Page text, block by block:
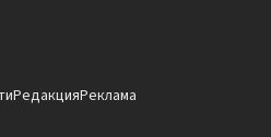
РедакцияРеклама